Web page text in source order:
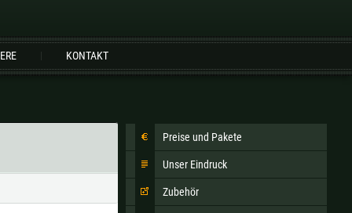
KONTAKT
Preise und Pakete
Unser Eindruck
Zubehör
Österreich |
Slowenien |€ Spanien |€